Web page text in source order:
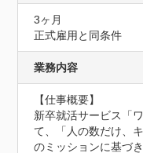
3ヶ月
正式雇用と同条件
業務内容
【仕事概要】
新卒就活サービス「
て、「人の数だけ、
のミッションに基づ